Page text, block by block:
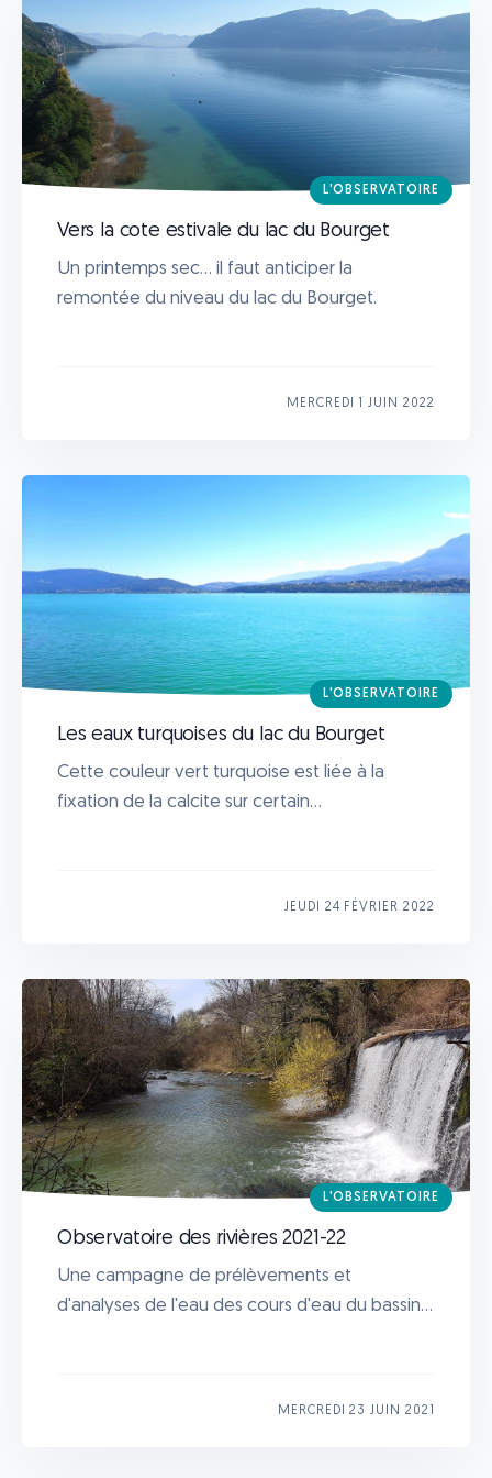
L'OBSERVATOIRE
Vers la cote estivale du lac du Bourget
Un printemps sec... il faut anticiper la
remontée du niveau du lac du Bourget.
MERCREDI 1 JUIN 2022
L'OBSERVATOIRE
Les eaux turquoises du lac du Bourget
Cette couleur vert turquoise est liée à la
fixation de la calcite sur certain...
JEUDI 24 FÉVRIER 2022
L'OBSERVATOIRE
Observatoire des rivières 2021-22
Une campagne de prélèvements et
d'analyses de l'eau des cours d'eau du bassin...
MERCREDI 23 JUIN 2021